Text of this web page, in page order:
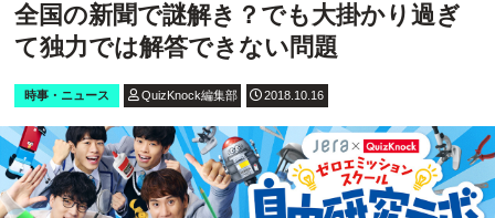
全国の新聞で謎解き？でも大掛かり過ぎ
て独力では解答できない問題
時事・ニュース QuizKnock編集部 2018.10.16